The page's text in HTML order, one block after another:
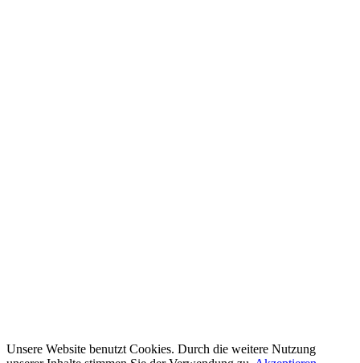
Unsere Website benutzt Cookies. Durch die weitere Nutzung